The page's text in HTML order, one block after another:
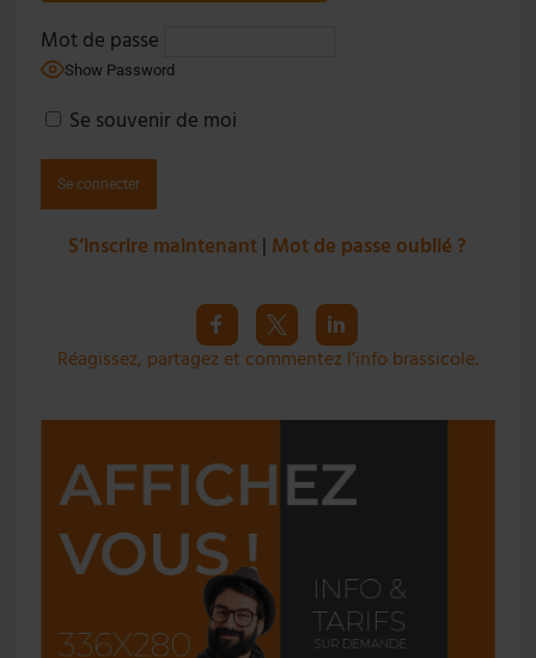
Mot de passe
Show Password
Se souvenir de moi
S’inscrire maintenant | Mot de passe oublié ?
Réagissez, partagez et commentez l’info brassicole.